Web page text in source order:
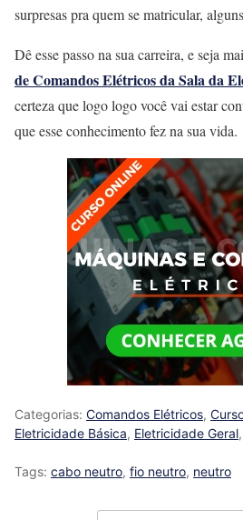
surpresas pra quem se matricular,
Dê esse passo na sua carreira, e seja
de Comandos Elétricos da Sala da
certeza que logo logo você vai estar
que esse conhecimento fez na sua vida.
Categorias: Comandos Elétricos,
Eletricidade Básica, Eletricidade Geral,
Tags: cabo neutro, fio neutro, neutro